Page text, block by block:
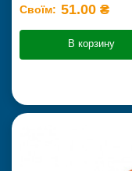
Своїм: 51.00 ₴
В корзину